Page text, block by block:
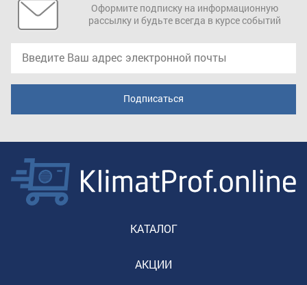
Оформите подписку на информационную
рассылку и будьте всегда в курсе событий
КАТАЛОГ
АКЦИИ